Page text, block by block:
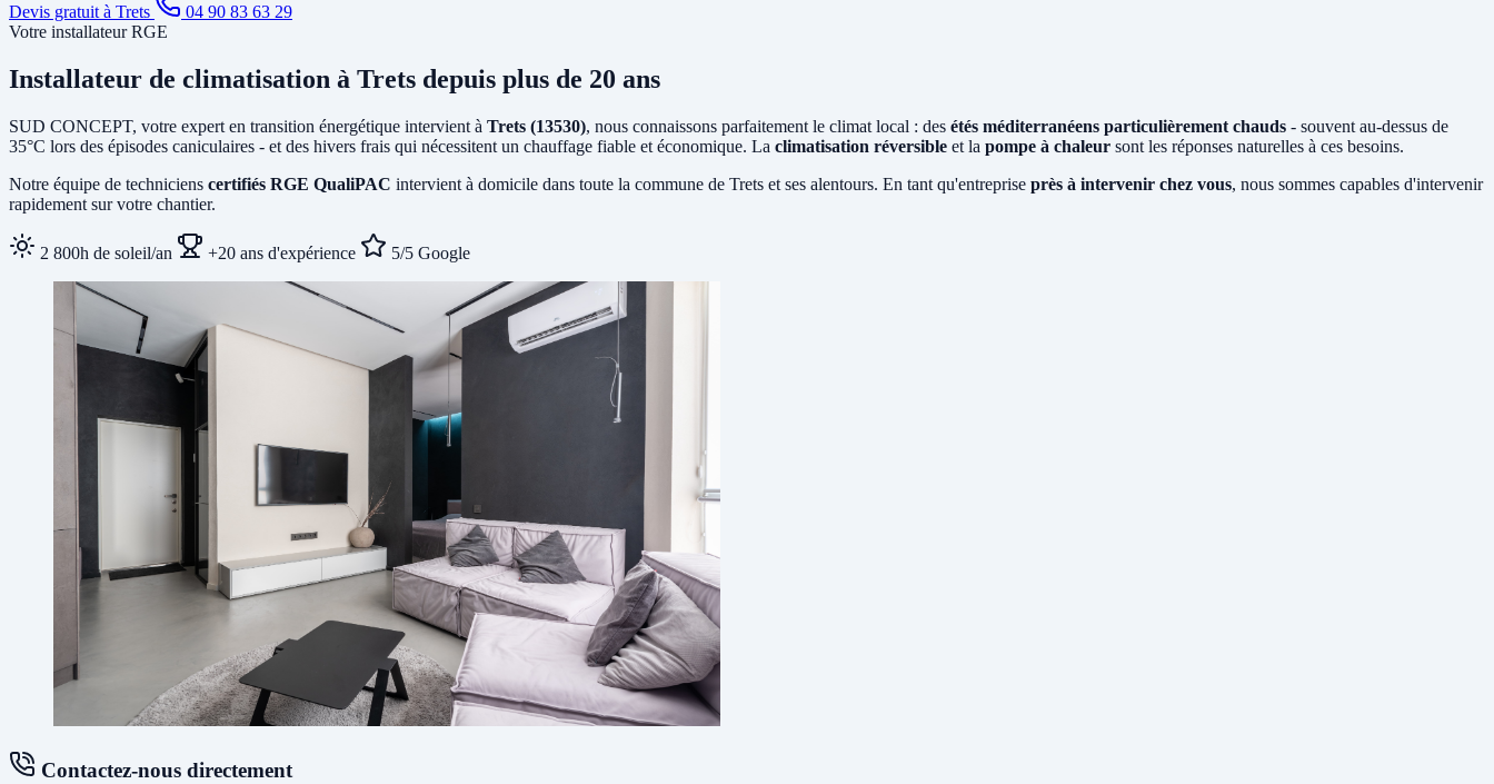
Devis gratuit à Trets
04 90 83 63 29
Votre installateur RGE
Installateur de climatisation à Trets depuis plus de 20 ans
SUD CONCEPT, votre expert en transition énergétique intervient à Trets (13530), nous connaissons parfaitement le climat local : des étés méditerranéens particulièrement chauds - souvent au-dessus de
35°C lors des épisodes caniculaires - et des hivers frais qui nécessitent un chauffage fiable et économique. La climatisation réversible et la pompe à chaleur sont les réponses naturelles à ces besoins.
Notre équipe de techniciens certifiés RGE QualiPAC intervient à domicile dans toute la commune de Trets et ses alentours. En tant qu'entreprise près à intervenir chez vous, nous sommes capables d'intervenir
rapidement sur votre chantier.
2 800h de soleil/an +20 ans d'expérience 5/5 Google
Contactez-nous directement